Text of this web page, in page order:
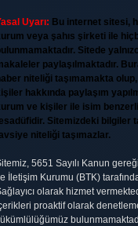
Uyarı: Bu internet sitesi,
veya şahıs şirketi ile
Sitede
paylaşılmaktadır.
niteliği taşımamakta
hakkında paylaşım
ve kişiler ile isim
Sitemizdeki bilgiler
niteliği taşımazlar.
5651 Sayılı Kanun
İletişim Kurumu (BTK)
olarak hizmet
proaktif olarak